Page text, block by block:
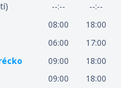
--:--
--:--
08:00
18:00
06:00
17:00
09:00
18:00
09:00
18:00